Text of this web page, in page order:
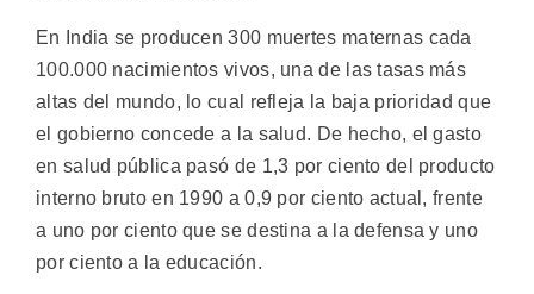
En India se producen 300 muertes maternas cada
100.000 nacimientos vivos, una de las tasas más
altas del mundo, lo cual refleja la baja prioridad que
el gobierno concede a la salud. De hecho, el gasto
en salud pública pasó de 1,3 por ciento del producto
interno bruto en 1990 a 0,9 por ciento actual, frente
a uno por ciento que se destina a la defensa y uno
por ciento a la educación.